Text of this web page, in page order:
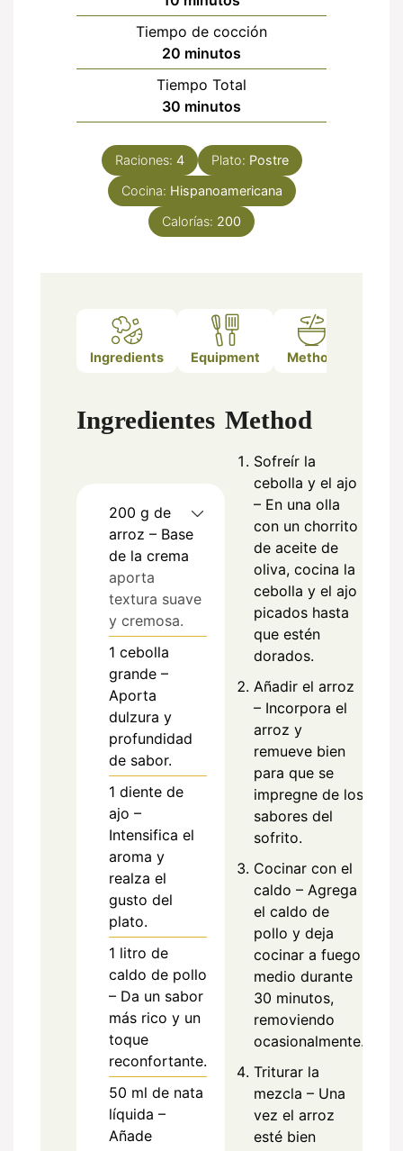
Tiempo de cocción
20 minutos
minutos
Tiempo Total
30 minutos
minutos
Raciones: 4 Plato: Postre
Cocina: Hispanoamericana
Calorías: 200
Ingredients Equipment Method
Ingredientes
200 g de
arroz – Base
de la crema
aporta
textura suave
y cremosa.
1 cebolla
grande –
Aporta
dulzura y
profundidad
de sabor.
1 diente de
ajo –
Intensifica el
aroma y
realza el
gusto del
plato.
1 litro de
caldo de pollo
– Da un sabor
más rico y un
toque
reconfortante.
50 ml de nata
líquida –
Añade
Method
Sofreír la
cebolla y el ajo
– En una olla
con un chorrito
de aceite de
oliva, cocina la
cebolla y el ajo
picados hasta
que estén
dorados.
Añadir el arroz
– Incorpora el
arroz y
remueve bien
para que se
impregne de los
sabores del
sofrito.
Cocinar con el
caldo – Agrega
el caldo de
pollo y deja
cocinar a fuego
medio durante
30 minutos,
removiendo
ocasionalmente.
Triturar la
mezcla – Una
vez el arroz
esté bien